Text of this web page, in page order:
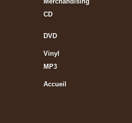
CD
DVD
Vinyl
MP3
Accueil